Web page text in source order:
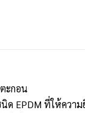
ะกอน
EPDM ที่ให้ควา